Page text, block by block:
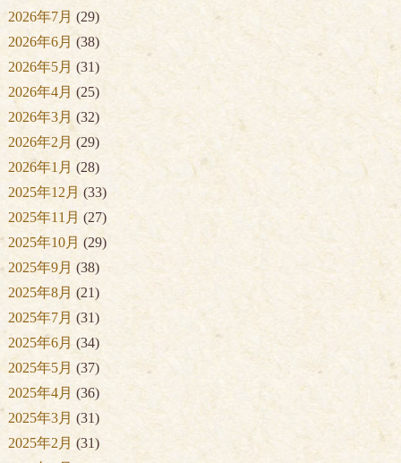
2026年7月 (29)
2026年6月 (38)
2026年5月 (31)
2026年4月 (25)
2026年3月 (32)
2026年2月 (29)
2026年1月 (28)
2025年12月 (33)
2025年11月 (27)
2025年10月 (29)
2025年9月 (38)
2025年8月 (21)
2025年7月 (31)
2025年6月 (34)
2025年5月 (37)
2025年4月 (36)
2025年3月 (31)
2025年2月 (31)